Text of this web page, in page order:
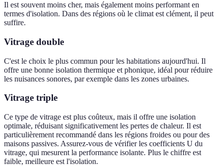
Il est souvent moins cher, mais également moins performant en
termes d'isolation. Dans des régions où le climat est clément, il peut
suffire.
Vitrage double
C'est le choix le plus commun pour les habitations aujourd'hui. Il
offre une bonne isolation thermique et phonique, idéal pour réduire
les nuisances sonores, par exemple dans les zones urbaines.
Vitrage triple
Ce type de vitrage est plus coûteux, mais il offre une isolation
optimale, réduisant significativement les pertes de chaleur. Il est
particulièrement recommandé dans les régions froides ou pour des
maisons passives. Assurez-vous de vérifier les coefficients U du
vitrage, qui mesurent la performance isolante. Plus le chiffre est
faible, meilleure est l'isolation.